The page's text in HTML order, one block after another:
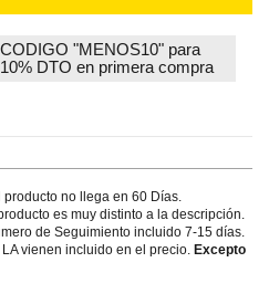
CODIGO "MENOS10" para
10% DTO en primera compra
no llega en 60 Días.
es muy distinto a la descripción.
de Seguimiento incluido 7-15 días.
vienen incluido en el precio. Excepto